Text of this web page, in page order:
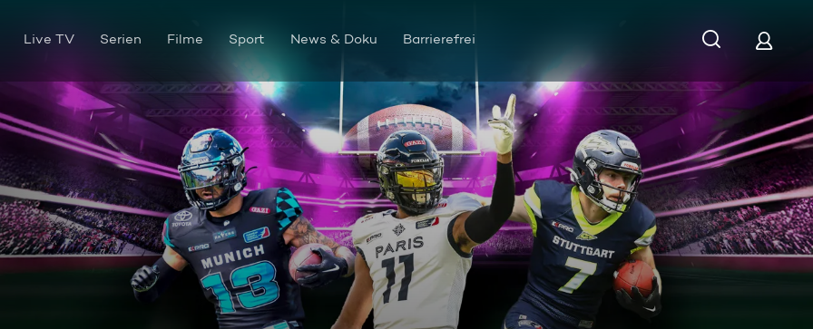
Live TV Serien Filme Sport News & Doku Barrierefrei